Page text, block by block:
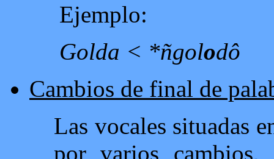
Ejemplo:
Golda < *ñgolodô
Cambios de final de
Las vocales situadas
por varios